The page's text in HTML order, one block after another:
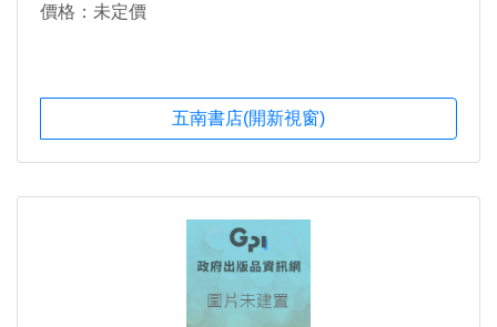
價格：未定價
五南書店(開新視窗)